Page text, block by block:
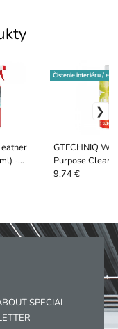
-
GTECHNIQ
Purpose
Univerzálny
Čistenie interiéru /
9.74 €
SPECIAL